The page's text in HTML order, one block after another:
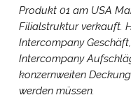
Produkt 01 am USA
Filialstruktur verkauft.
Intercompany
Intercompany
konzernweiten
werden müssen.
Anbieter übertragen
Zustimmung würden wir